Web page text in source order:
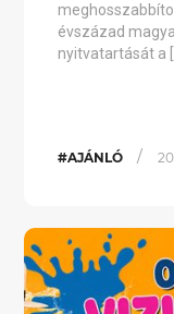
évszázad
nyitvatartását a
#AJÁNLÓ /